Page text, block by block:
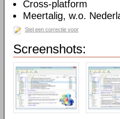
Cross-platform
Meertalig, w.o.
Stel een correctie voor
Screenshots: